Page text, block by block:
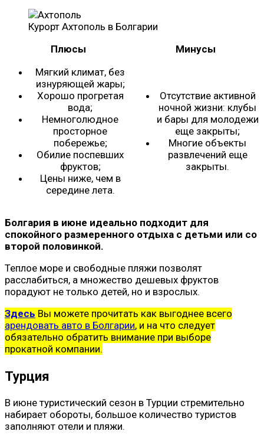
Курорт Ахтополь в Болгарии
Плюсы
Минусы
Мягкий климат, без
изнуряющей жары;
Хорошо прогретая
вода;
Немноголюдное
просторное
побережье;
Обилие поспевших
фруктов;
Цены ниже, чем в
середине лета.
Отсутствие активной
ночной жизни: клубы
и бары для молодежи
еще закрыты;
Многие объекты
развлечений еще
закрыты.
Болгария в июне идеально подходит для
спокойного размеренного отдыха с детьми или со
второй половинкой.
Теплое море и свободные пляжи позволят
расслабиться, а множество дешевых фруктов
порадуют не только детей, но и взрослых.
Здесь Вы можете прочитать как выгоднее всего
арендовать авто в Болгарии, и на что следует
обязательно обратить внимание при выборе
прокатной компании.
Турция
В июне туристический сезон в Турции стремительно
набирает обороты, большое количество туристов
заполняют отели и пляжи.